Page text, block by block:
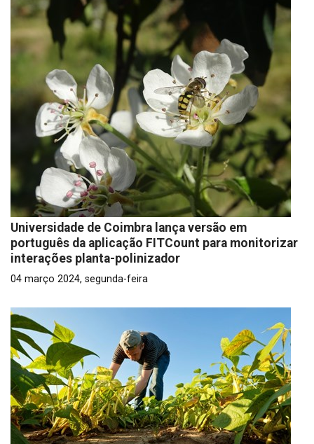
Universidade de Coimbra lança versão em
português da aplicação FITCount para monitorizar
interações planta-polinizador
04 março 2024, segunda-feira